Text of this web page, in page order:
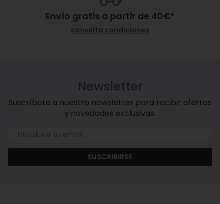
Envío gratis a partir de 40€*
consulta condiciones
Newsletter
Suscríbete a nuestro newsletter para recibir ofertas
y novedades exclusivas.
SUSCRIBIRSE